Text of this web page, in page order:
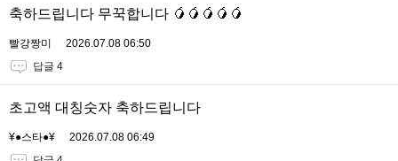
축하드립니다 무꾹합니다 🥭🥭🥭🥭🥭
빨강짱미
2026.07.08 06:50
답글 4
초고액 대칭숫자 축하드립니다
¥●스타●¥
2026.07.08 06:49